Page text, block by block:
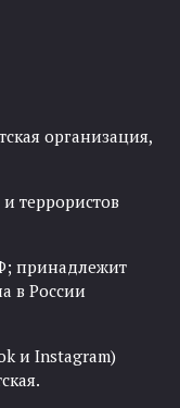
организация,
террористов
принадлежит
в России
и Instagram)